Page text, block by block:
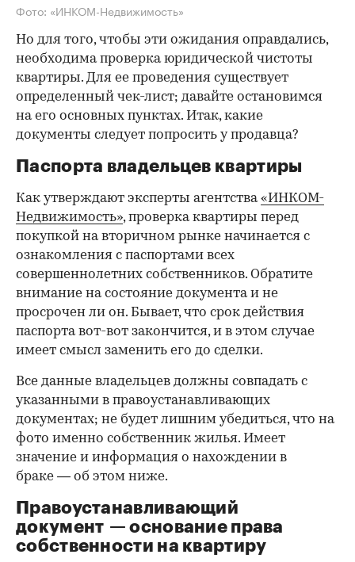
Фото: «ИНКОМ-Недвижимость»
Но для того, чтобы эти ожидания оправдались,
необходима проверка юридической чистоты
квартиры. Для ее проведения существует
определенный чек-лист; давайте остановимся
на его основных пунктах. Итак, какие
документы следует попросить у продавца?
Паспорта владельцев квартиры
Как утверждают эксперты агентства«ИНКОМ-
Недвижимость», проверка квартиры перед
покупкой на вторичном рынке начинается с
ознакомления с паспортами всех
совершеннолетних собственников. Обратите
внимание на состояние документа и не
просрочен ли он. Бывает, что срок действия
паспорта вот-вот закончится, и в этом случае
имеет смысл заменить его до сделки.
00:00 / 00:00
Все данные владельцев должны совпадать с
указанными в правоустанавливающих
документах; не будет лишним убедиться, что на
фото именно собственник жилья. Имеет
значение и информация о нахождении в
браке — об этом ниже.
Правоустанавливающий
документ — основание права
собственности на квартиру